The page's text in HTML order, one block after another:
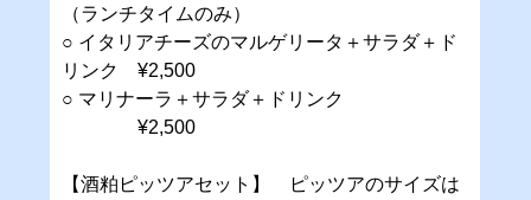
（ランチタイムのみ）
○ イタリアチーズのマルゲリータ＋サラダ＋ド
リンク ¥2,500
○ マリナーラ＋サラダ＋ドリンク
¥2,500
【酒粕ピッツアセット】 ピッツアのサイズは